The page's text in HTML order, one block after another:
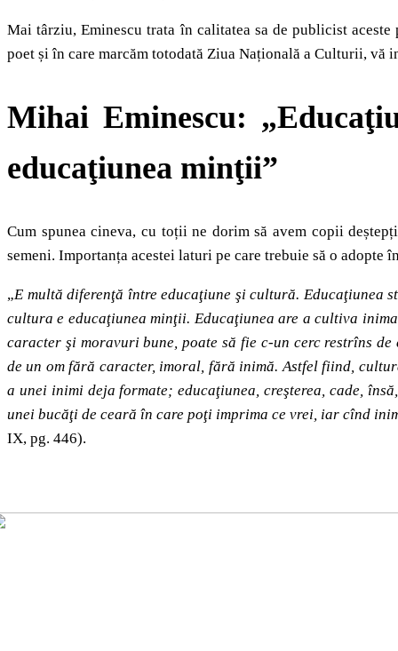
Mai târziu, Eminescu trata în calitatea sa de publicist
poet și în care marcăm totodată Ziua Națională a Culturii, vă
Mihai Eminescu:
educaţiunea minţii”
Cum spunea cineva, cu toții ne dorim să avem copii
semeni. Importanța acestei laturi pe care trebuie să o
„E multă diferenţă între educaţiune şi cultură.
cultura e educaţiunea minţii. Educaţiunea are a cultiva
caracter şi moravuri bune, poate să fie c-un cerc restrîns
de un om fără caracter, imoral, fără inimă. Astfel fiind,
a unei inimi deja formate; educaţiunea, creşterea, cade,
unei bucăţi de ceară în care poţi imprima ce vrei, iar cînd
IX, pg. 446).